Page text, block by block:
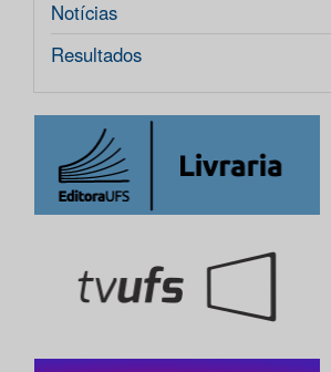
Notícias
Resultados